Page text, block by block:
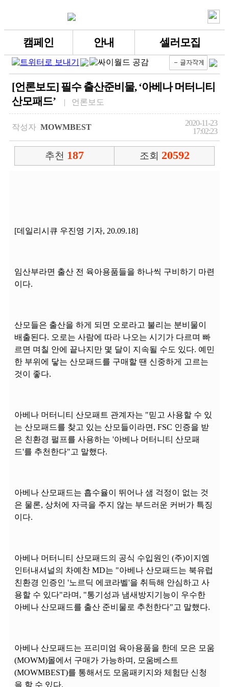
캠페인 안내 셀러모집
[언론보도] 필수 출산준비물, ‘아베나 머터니티
산모패드’
| 언론보도
작성자 MOWMBEST
2020-11-23
17:02:23
추천 187 조회 20592
[데일리시큐 우진영 기자, 20.09.18]
임산부라면 출산 전 육아용품들을 하나씩 구비하기 마련
이다.
산모들은 출산을 하게 되면 오로라고 불리는 분비물이
배출된다. 오로는 사람에 따라 나오는 시기가 다르며 빠
르면 며칠 안에 끝나지만 몇 달이 지속될 수도 있다. 예민
한 부위에 닿는 산모패드를 구매할 땐 신중하게 고르는
것이 좋다.
아베나 머터니티 산모패트 관계자는 "믿고 사용할 수 있
는 산모패드를 찾고 있는 산모들이라면, FSC 인증을 받
은 친환경 펄프를 사용하는 '아베나 머터니티 산모패
드'를 추천한다"고 말했다.
아베나 산모패드는 흡수율이 뛰어나 샘 걱정이 없는 것
은 물론, 상처에 자극을 주지 않는 부드러운 커버가 특징
이다.
아베나 머터니티 산모패드의 공식 수입원인 (주)이지엠
인터내셔널의 차예찬 MD는 "아베나 산모패드는 북유럽
친환경 인증인 '노르딕 에코라벨'을 취득해 안심하고 사
용할 수 있다"라며, "통기성과 냄새방지기능이 우수한
아베나 산모패드를 출산 준비물로 추천한다"고 말했다.
아베나 산모패드는 프리미엄 육아용품을 한데 모은 모움
(MOWM)몰에서 구매가 가능하며, 모움베스트
(MOWMBEST)를 통해서도 모움패키지와 체험단 신청
을 할 수 있다.